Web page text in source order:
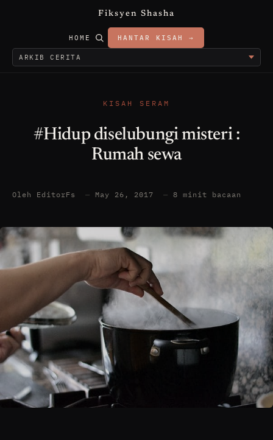
Fiksyen Shasha
HOME HANTAR KISAH →
KISAH SERAM
#Hidup diselubungi misteri :
Rumah sewa
Oleh EditorFs — May 26, 2017 — 8 minit bacaan